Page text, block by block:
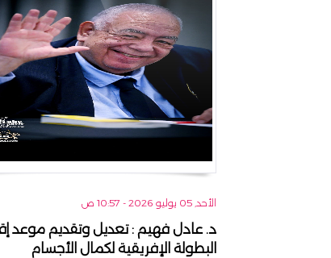
الأحد, 05 يوليو 2026 - 10:57 ص
د. عادل فهيم : تعديل وتقديم موعد
البطولة الإفريقية لكمال الأجسام